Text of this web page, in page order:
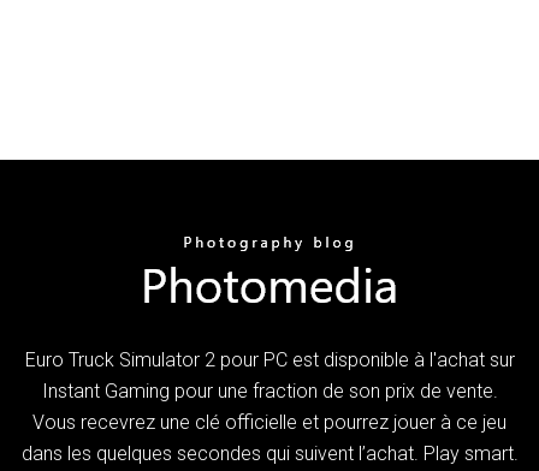
Euro Truck Simulator 2 pour PC est disponible à l'achat sur
Instant Gaming pour une fraction de son prix de vente.
Vous recevrez une clé officielle et pourrez jouer à ce jeu
dans les quelques secondes qui suivent l’achat. Play smart.